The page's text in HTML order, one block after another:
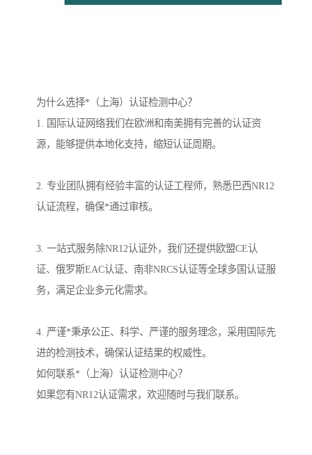
为什么选择*（上海）认证检测中心？
1. 国际认证网络我们在欧洲和南美拥有完善的认证资
源，能够提供本地化支持，缩短认证周期。
2. 专业团队拥有经验丰富的认证工程师，熟悉巴西NR12
认证流程，确保*通过审核。
3. 一站式服务除NR12认证外，我们还提供欧盟CE认
证、俄罗斯EAC认证、南非NRCS认证等全球多国认证服
务，满足企业多元化需求。
4. 严谨*秉承公正、科学、严谨的服务理念，采用国际先
进的检测技术，确保认证结果的权威性。
如何联系*（上海）认证检测中心？
如果您有NR12认证需求，欢迎随时与我们联系。